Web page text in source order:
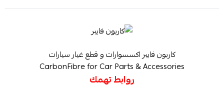
كاربون فايبر اكسسوارات و قطع غيار سيارات
CarbonFibre for Car Parts & Accessories
روابط تهمك